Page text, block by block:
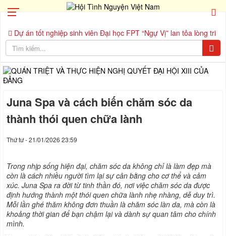
Dự án tốt nghiệp sinh viên Đại học FPT “Ngự Vị” lan tỏa lòng tri
ân nhân Ngày Thương binh Liệt sĩ 27/7 với dự án “Dâng Vị Tri Ân”
Chiến dịch Mùa Hè Xanh 2026 - Hạ Viễn Du: Hành trình kết nối
nguồn lực, lan tỏa giá trị vì cộng đồng. Hồ Quỳnh Hương đồng
hành cùng Sở Công Thương tỉnh Cà Mau tổ chức lớp tập huấn
livestream OCOP, hỗ trợ chủ thể địa phương bứt tốc trên sàn
nhất trong hành trình "Kết nối không rào cản" Ấm áp tình nghệ
sĩ: Nguyễn Ngọc Khánh Hà đồng hành cùng dàn sao Vbiz trong
chiến dịch Xuân tình nguyện
Juna Spa và cách biến chăm sóc da
thành thói quen chữa lành
Thứ tư - 21/01/2026 23:59
Trong nhịp sống hiện đại, chăm sóc da không chỉ là làm đẹp mà
còn là cách nhiều người tìm lại sự cân bằng cho cơ thể và cảm
xúc. Juna Spa ra đời từ tinh thần đó, nơi việc chăm sóc da được
định hướng thành một thói quen chữa lành nhẹ nhàng, dễ duy trì.
Mỗi lần ghé thăm không đơn thuần là chăm sóc làn da, mà còn là
khoảng thời gian để bạn chậm lại và dành sự quan tâm cho chính
mình.